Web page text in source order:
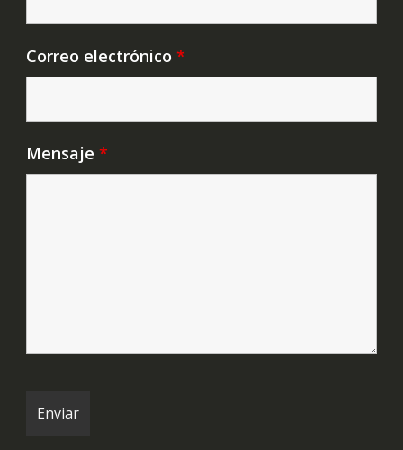
Correo electrónico *
Mensaje *